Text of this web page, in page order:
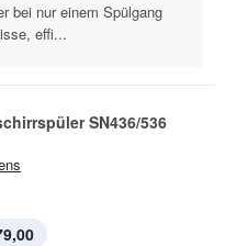
bei nur einem Spülgang
effi...
SN436/536